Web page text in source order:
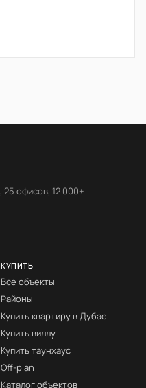
офисов, 12 000+
КУПИТЬ
Все объекты
Районы
Купить квартиру в Дубае
Купить виллу
Купить таунхаус
Off-plan
Каталог объектов